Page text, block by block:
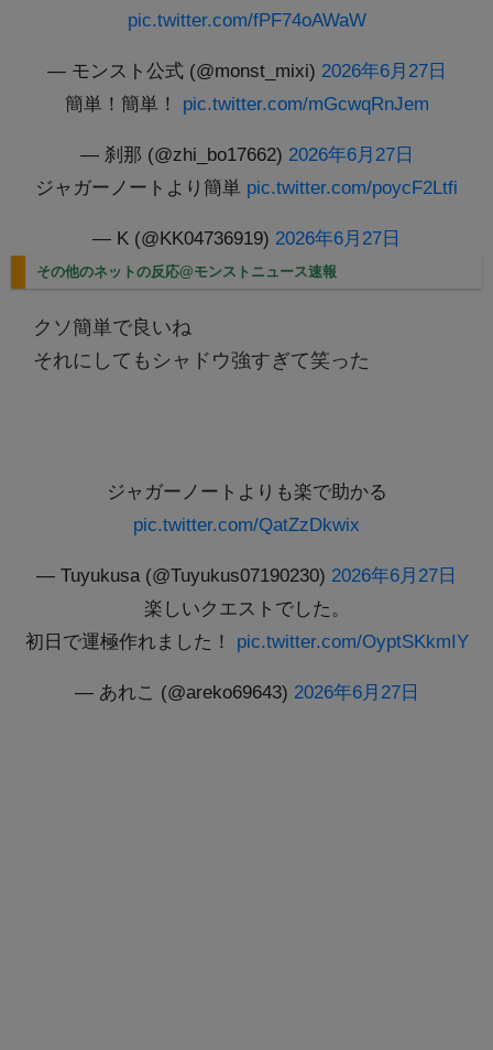
pic.twitter.com/fPF74oAWaW
— モンスト公式 (@monst_mixi) 2026年6月27日
簡単！簡単！ pic.twitter.com/mGcwqRnJem
— 刹那 (@zhi_bo17662) 2026年6月27日
ジャガーノートより簡単 pic.twitter.com/poycF2Ltfi
— K (@KK04736919) 2026年6月27日
その他のネットの反応@モンストニュース速報
クソ簡単で良いね
それにしてもシャドウ強すぎて笑った
ジャガーノートよりも楽で助かる
pic.twitter.com/QatZzDkwix
— Tuyukusa (@Tuyukus07190230) 2026年6月27日
楽しいクエストでした。
初日で運極作れました！ pic.twitter.com/OyptSKkmIY
— あれこ (@areko69643) 2026年6月27日